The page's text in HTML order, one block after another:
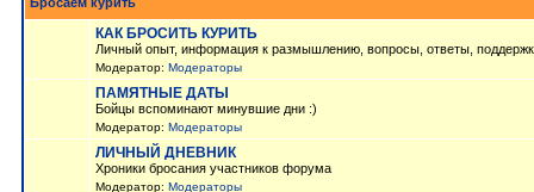
КАК БРОСИТЬ КУРИТЬ
Личный опыт, информация к размышлению, вопросы, ответы,
Модератор: Модераторы
ПАМЯТНЫЕ ДАТЫ
Бойцы вспоминают минувшие дни :)
Модератор: Модераторы
ЛИЧНЫЙ ДНЕВНИК
Хроники бросания участников форума
Модератор: Модераторы